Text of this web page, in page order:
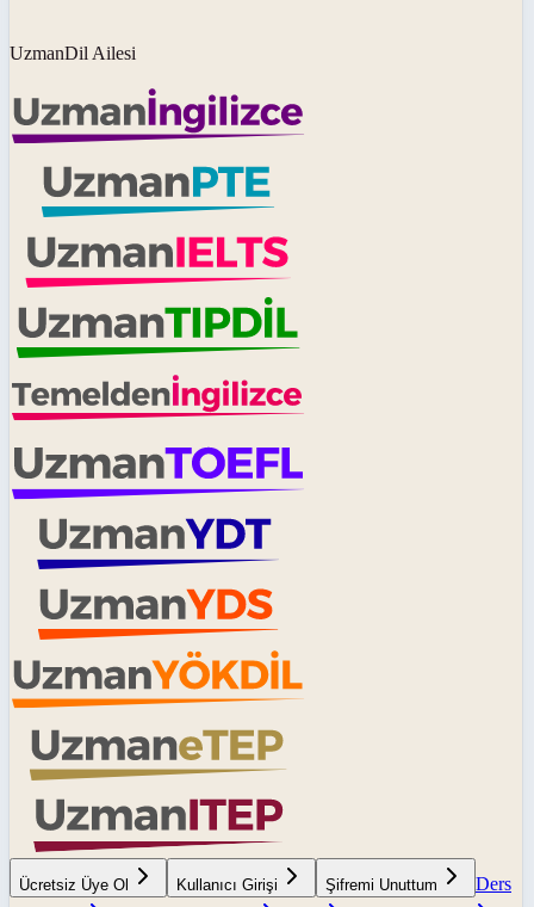
UzmanDil Ailesi
Ücretsiz Üye Ol Kullanıcı Girişi Şifremi Unuttum
Ders